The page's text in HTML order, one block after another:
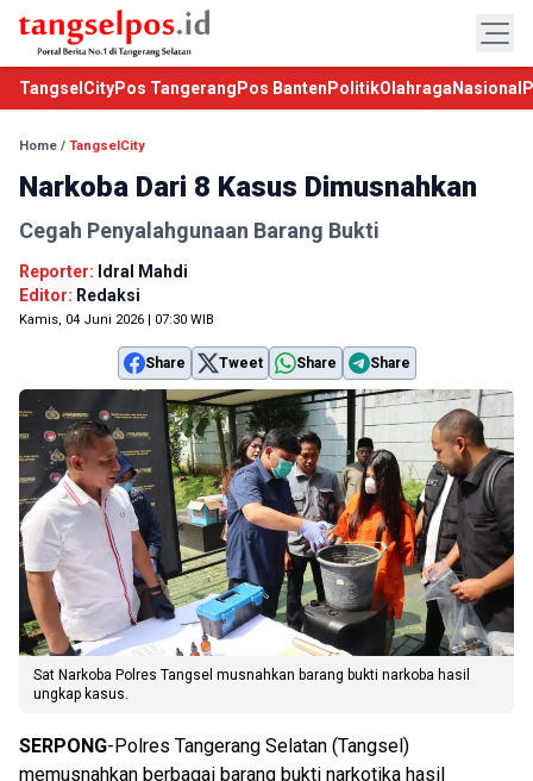
TangselCityPos Tangerang Pos Banten PolitikOlahraga Nasional
Home / TangselCity
Narkoba Dari 8 Kasus Dimusnahkan
Cegah Penyalahgunaan Barang Bukti
Reporter: Idral Mahdi
Editor: Redaksi
Kamis, 04 Juni 2026 | 07:30 WIB
Share Tweet Share Share
Sat Narkoba Polres Tangsel musnahkan barang bukti narkoba hasil
ungkap kasus.
SERPONG-Polres Tangerang Selatan (Tangsel)
memusnahkan berbagai barang bukti narkotika hasil